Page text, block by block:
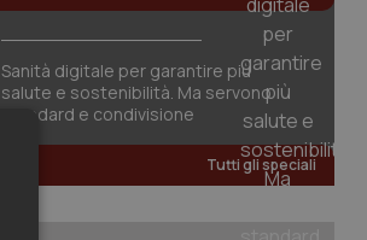
Sanità digitale per garantire più
salute e sostenibilità. Ma servono
standard e condivisione
Tutti gli speciali